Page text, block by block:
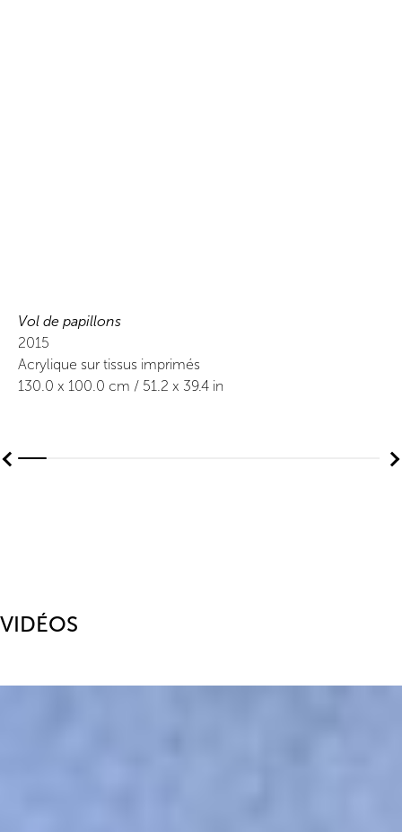
Vol de papillons
2015
Acrylique sur tissus imprimés
130.0 x 100.0 cm / 51.2 x 39.4 in
VIDÉOS